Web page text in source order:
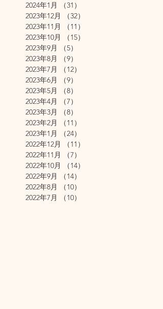
2024年1月
（31）
2023年12月
（32）
2023年11月
（11）
2023年10月
（15）
2023年9月
（5）
2023年8月
（9）
2023年7月
（12）
2023年6月
（9）
2023年5月
（8）
2023年4月
（7）
2023年3月
（8）
2023年2月
（11）
2023年1月
（24）
2022年12月
（11）
2022年11月
（7）
2022年10月
（14）
2022年9月
（14）
2022年8月
（10）
2022年7月
（10）